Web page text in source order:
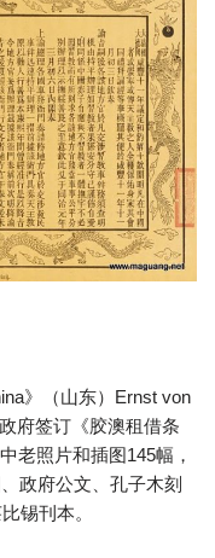
》（山东）Ernst von
府签订《胶澳租借条
老照片和插图145幅，
政府公文、孔子木刻
锡刊本。